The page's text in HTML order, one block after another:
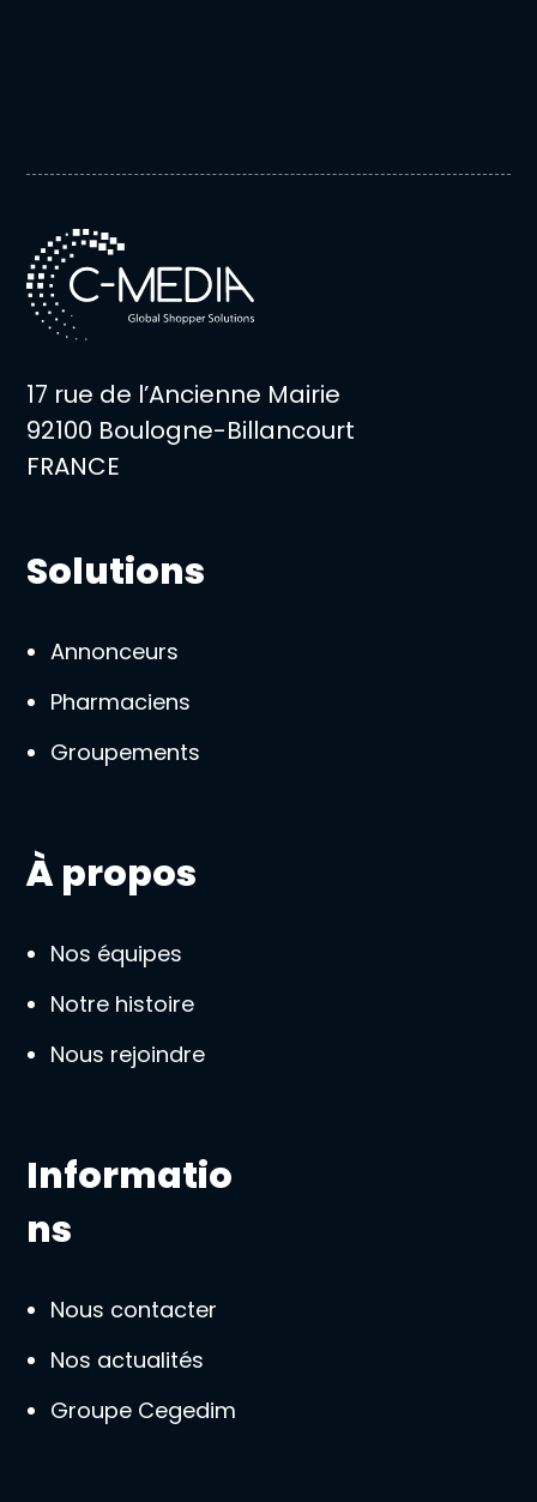
17 rue de l’Ancienne Mairie
92100 Boulogne-Billancourt
FRANCE
Solutions
Annonceurs
Pharmaciens
Groupements
À propos
Nos équipes
Notre histoire
Nous rejoindre
Informatio
ns
Nous contacter
Nos actualités
Groupe Cegedim